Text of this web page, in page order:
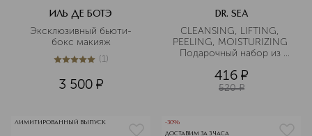
ИЛЬ ДЕ БОТЭ
Эксклюзивный бьюти-
бокс макияж
5из 51 (1)
3 500 ¤
DR. SEA
CLEANSING, LIFTING,
PEELING, MOISTURIZING
Подарочный набор из
416 ¤
520 ¤
ЛИМИТИРОВАННЫЙ ВЫПУСК
-30%
ДОСТАВИМ ЗА 3 ЧАСА